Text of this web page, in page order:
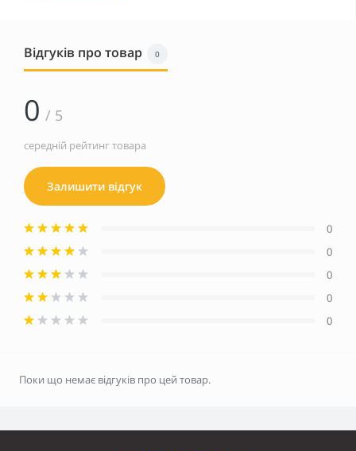
Відгуків про товар 0
0 / 5
середній рейтинг товара
Залишити відгук
0
0
0
0
0
Поки що немає відгуків про цей товар.